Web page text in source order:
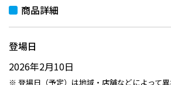
商品詳細
登場日
2026年2月10日
登場日（予定）は地域・店舗などによって